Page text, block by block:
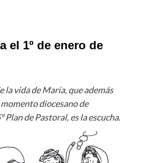
el 1º de enero de
la vida de María, que además
diocesano de
Plan de Pastoral, es la escucha.